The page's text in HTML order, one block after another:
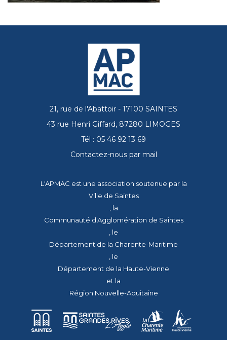
21, rue de l'Abattoir - 17100 SAINTES
43 rue Henri Giffard, 87280 LIMOGES
Tél : 05 46 92 13 69
Contactez-nous par mail
L'APMAC est une association soutenue par la
Ville de Saintes
, la
Communauté d'Agglomération de Saintes
, le
Département de la Charente-Maritime
, le
Département de la Haute-Vienne
et la
Région Nouvelle-Aquitaine